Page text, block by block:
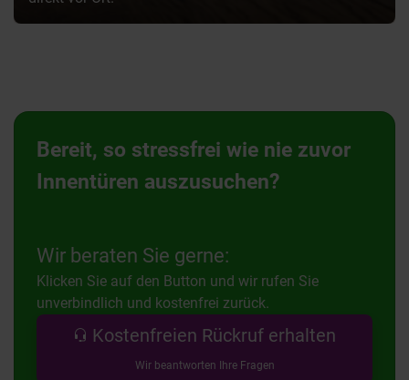
Bereit, so stressfrei wie nie zuvor
Innentüren auszusuchen?
Wir beraten Sie gerne:
Klicken Sie auf den Button und wir rufen Sie
unverbindlich und kostenfrei zurück.
Kostenfreien Rückruf erhalten
Wir beantworten Ihre Fragen